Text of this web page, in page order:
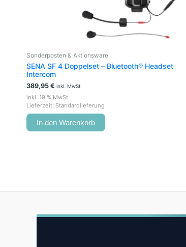
Sonderposten & Aktionsware
SENA SF 4 Doppelset – Bluetooth® Headset
Intercom
389,95 € inkl. MwSt
inkl. 19 % MwSt.
Lieferzeit: Standardlieferung
In den Warenkorb